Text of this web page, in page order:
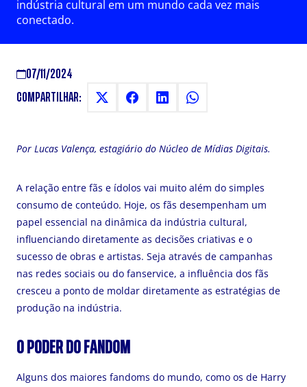
indústria cultural em um mundo cada vez mais
conectado.
07/11/2024
COMPARTILHAR:
Por Lucas Valença, estagiário do Núcleo de Mídias Digitais.
A relação entre fãs e ídolos vai muito além do simples
consumo de conteúdo. Hoje, os fãs desempenham um
papel essencial na dinâmica da indústria cultural,
influenciando diretamente as decisões criativas e o
sucesso de obras e artistas. Seja através de campanhas
nas redes sociais ou do fanservice, a influência dos fãs
cresceu a ponto de moldar diretamente as estratégias de
produção na indústria.
O PODER DO FANDOM
Alguns dos maiores fandoms do mundo, como os de Harry